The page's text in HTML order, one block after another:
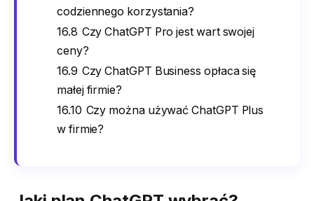
codziennego korzystania?
16.8 Czy ChatGPT Pro jest wart swojej
ceny?
16.9 Czy ChatGPT Business opłaca się
małej firmie?
16.10 Czy można używać ChatGPT Plus
w firmie?